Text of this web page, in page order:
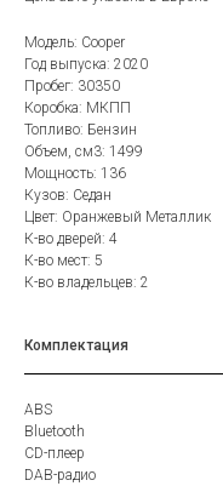
Модель: Cooper
Год выпуска: 2020
Пробег: 30350
Коробка: МКПП
Топливо: Бензин
Объем, см3: 1499
Мощность: 136
Кузов: Седан
Цвет: Оранжевый Металлик
К-во дверей: 4
К-во мест: 5
К-во владельцев: 2
Комплектация
ABS
Bluetooth
CD-плеер
DAB-радио